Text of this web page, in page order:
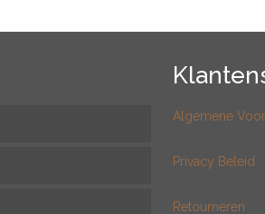
Algemene
Privacy Beleid
Retourneren